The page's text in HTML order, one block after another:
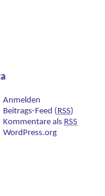
Anmelden
Beitrags-Feed (RSS)
Kommentare als RSS
WordPress.org